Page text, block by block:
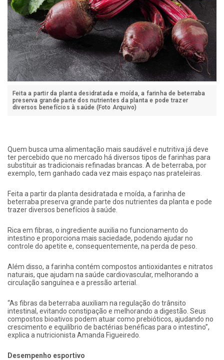
Feita a partir da planta desidratada e moída, a farinha de beterraba
preserva grande parte dos nutrientes da planta e pode trazer
diversos benefícios à saúde (Foto Arquivo)
Quem busca uma alimentação mais saudável e nutritiva já deve
ter percebido que no mercado há diversos tipos de farinhas para
substituir as tradicionais refinadas brancas. A de beterraba, por
exemplo, tem ganhado cada vez mais espaço nas prateleiras.
Feita a partir da planta desidratada e moída, a farinha de
beterraba preserva grande parte dos nutrientes da planta e pode
trazer diversos benefícios à saúde.
Rica em fibras, o ingrediente auxilia no funcionamento do
intestino e proporciona mais saciedade, podendo ajudar no
controle do apetite e, consequentemente, na perda de peso.
Além disso, a farinha contém compostos antioxidantes e nitratos
naturais, que ajudam na saúde cardiovascular, melhorando a
circulação sanguínea e a pressão arterial.
“As fibras da beterraba auxiliam na regulação do trânsito
intestinal, evitando constipação e melhorando a digestão. Seus
compostos bioativos podem atuar como prebióticos, ajudando no
crescimento e equilíbrio de bactérias benéficas para o intestino”,
explica a nutricionista Amanda Figueiredo.
Desempenho esportivo